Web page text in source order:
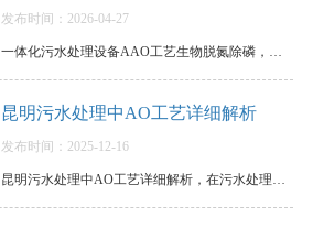
发布时间：2026-04-27
一体化污水处理设备AAO工艺生物脱氮除磷，原理、参数与运行控制全解析，在环保水处理领域，传统活…
昆明污水处理中AO工艺详细解析
发布时间：2025-12-16
昆明污水处理中AO工艺详细解析，在污水处理领域，AO工艺可谓是生物脱氮的“常青树”。它结构清晰、…